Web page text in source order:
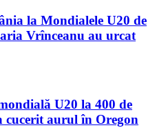
la Mondialele U20 de
Vrînceanu au urcat
U20 la 400 de
aurul în Oregon